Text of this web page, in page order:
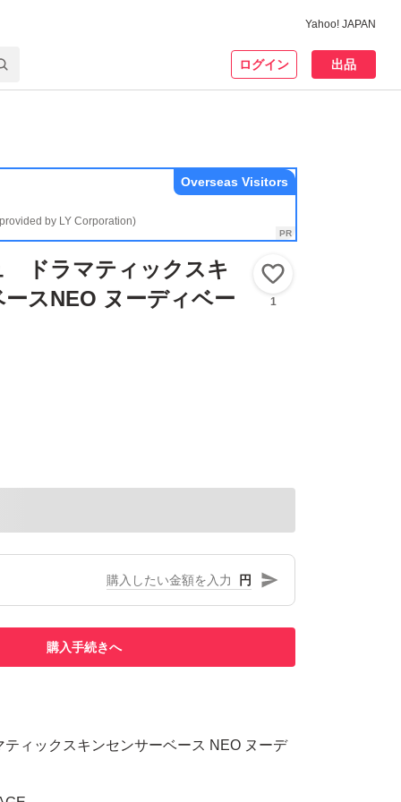
Yahoo! JAPAN
ログイン 出品
by LY Corporation)
Overseas Visitors
ドラマティックスキ
スNEO ヌーディベー
1
円
購入手続きへ
ティックスキンセンサーベース NEO ヌーデ